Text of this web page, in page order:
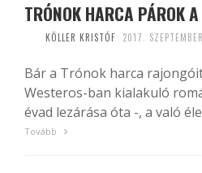
TRÓNOK HARCA PÁROK A
KÖLLER KRISTÓF 2017.
Bár a Trónok harca
Westeros-ban kialakuló
évad lezárása óta -, a való
Tovább